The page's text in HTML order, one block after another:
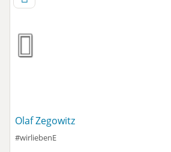
Olaf Zegowitz
#wirliebenE